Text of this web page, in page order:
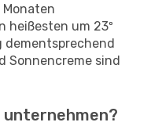
heißesten um 23º
dementsprechend
Sonnencreme sind
unternehmen?